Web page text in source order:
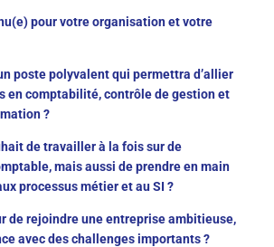
pour votre organisation et votre
poste polyvalent qui permettra d’allier
en comptabilité, contrôle de gestion et
?
de travailler à la fois sur de
mais aussi de prendre en main
processus métier et au SI ?
de rejoindre une entreprise ambitieuse,
avec des challenges importants ?